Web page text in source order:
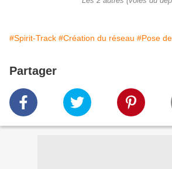
#Spirit-Track #Création du réseau #Pose
Partager